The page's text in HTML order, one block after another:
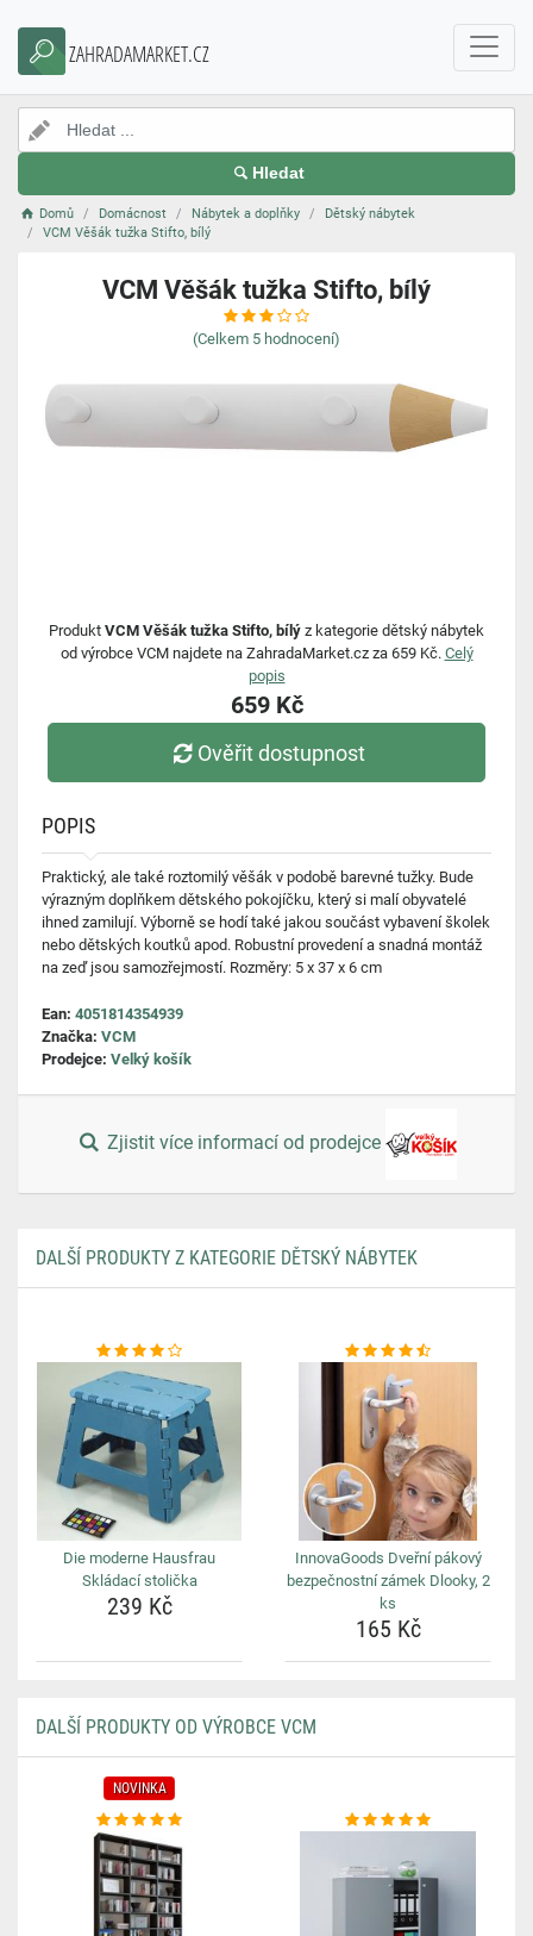
ZAHRADAMARKET.CZ
Hledat
Domů Domácnost Nábytek a doplňky
Dětský nábytek
VCM Věšák tužka Stifto, bílý
VCM Věšák tužka Stifto, bílý
(Celkem 5 hodnocení)
Produkt VCM Věšák tužka Stifto, bílý z kategorie dětský nábytek
od výrobce VCM najdete na ZahradaMarket.cz za 659 Kč. Celý
popis
659 Kč
Ověřit dostupnost
POPIS
Praktický, ale také roztomilý věšák v podobě barevné tužky. Bude
výrazným doplňkem dětského pokojíčku, který si malí obyvatelé
ihned zamilují. Výborně se hodí také jakou součást vybavení školek
nebo dětských koutků apod. Robustní provedení a snadná montáž
na zeď jsou samozřejmostí. Rozměry: 5 x 37 x 6 cm
Ean: 4051814354939
Značka: VCM
Prodejce: Velký košík
Zjistit více informací od prodejce
DALŠÍ PRODUKTY Z KATEGORIE DĚTSKÝ NÁBYTEK
Die moderne Hausfrau
Skládací stolička
239 Kč
InnovaGoods Dveřní pákový
bezpečnostní zámek Dlooky, 2
ks
165 Kč
DALŠÍ PRODUKTY OD VÝROBCE VCM
NOVINKA